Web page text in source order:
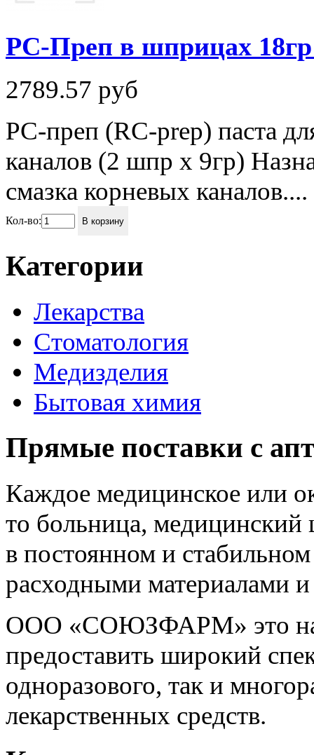
РС-Преп в шприцах 18гр
2789.57 руб
РС-преп (RC-prep) паста
каналов (2 шпр х 9гр)
смазка корневых каналов....
Кол-во: В корзину
Категории
Лекарства
Стоматология
Медизделия
Бытовая химия
Прямые поставки с
Каждое медицинское или
то больница,
в постоянном и
расходными материалами
ООО «СОЮЗФАРМ» это
предоставить широкий
одноразового, так и
лекарственных средств.